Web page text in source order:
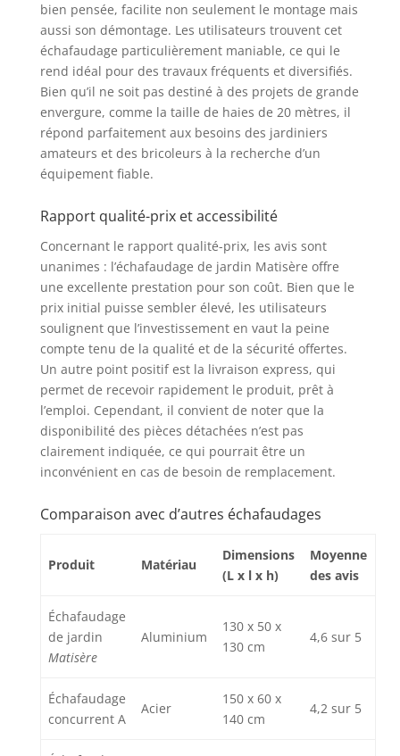
bien pensée, facilite non seulement le montage mais
aussi son démontage. Les utilisateurs trouvent cet
échafaudage particulièrement maniable, ce qui le
rend idéal pour des travaux fréquents et diversifiés.
Bien qu’il ne soit pas destiné à des projets de grande
envergure, comme la taille de haies de 20 mètres, il
répond parfaitement aux besoins des jardiniers
amateurs et des bricoleurs à la recherche d’un
équipement fiable.
Rapport qualité-prix et accessibilité
Concernant le rapport qualité-prix, les avis sont
unanimes : l’échafaudage de jardin Matisère offre
une excellente prestation pour son coût. Bien que le
prix initial puisse sembler élevé, les utilisateurs
soulignent que l’investissement en vaut la peine
compte tenu de la qualité et de la sécurité offertes.
Un autre point positif est la livraison express, qui
permet de recevoir rapidement le produit, prêt à
l’emploi. Cependant, il convient de noter que la
disponibilité des pièces détachées n’est pas
clairement indiquée, ce qui pourrait être un
inconvénient en cas de besoin de remplacement.
Comparaison avec d’autres échafaudages
Produit Matériau
Dimensions
(L x l x h)
Moyenne
des avis
Échafaudage
de jardin
Matisère
Aluminium
130 x 50 x
130 cm
4,6 sur 5
Échafaudage
concurrent A
Acier
150 x 60 x
140 cm
4,2 sur 5